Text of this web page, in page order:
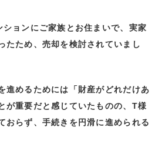
ョンにご家族とお住まいで、実家
たため、売却を検討されていまし
進めるためには「財産がどれだけあ
が重要だと感じていたものの、T様
おらず、手続きを円滑に進められる